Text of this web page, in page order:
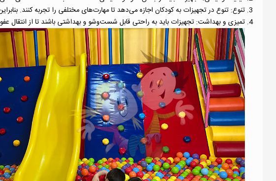
تنوع: تنوع در تجهیزات به کودکان اجازه می‌دهد تا مهارت‌های مختلفی را تجربه کنند.
تمیزی و بهداشت: تجهیزات باید به راحتی قابل شست‌وشو و بهداشتی باشند تا از انتقال